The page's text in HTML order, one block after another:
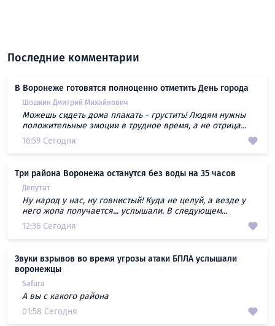
Последние комментарии
В Воронеже готовятся полноценно отметить День города
Шошкин Дмитрий Михайлович
Можешь сидеть дома плакать - грустить! Людям нужны
положительные эмоции в трудное время, а не отрица...
16:59 Сегодня
Три района Воронежа останутся без воды на 35 часов
Депутат
Ну народ у нас, ну говнистый! Куда не целуй, а везде у
него жопа получается... услышали. В следующем...
12:36 Сегодня
Звуки взрывов во время угрозы атаки БПЛА услышали
воронежцы
Safura
А вы с какого района
01:58 Сегодня